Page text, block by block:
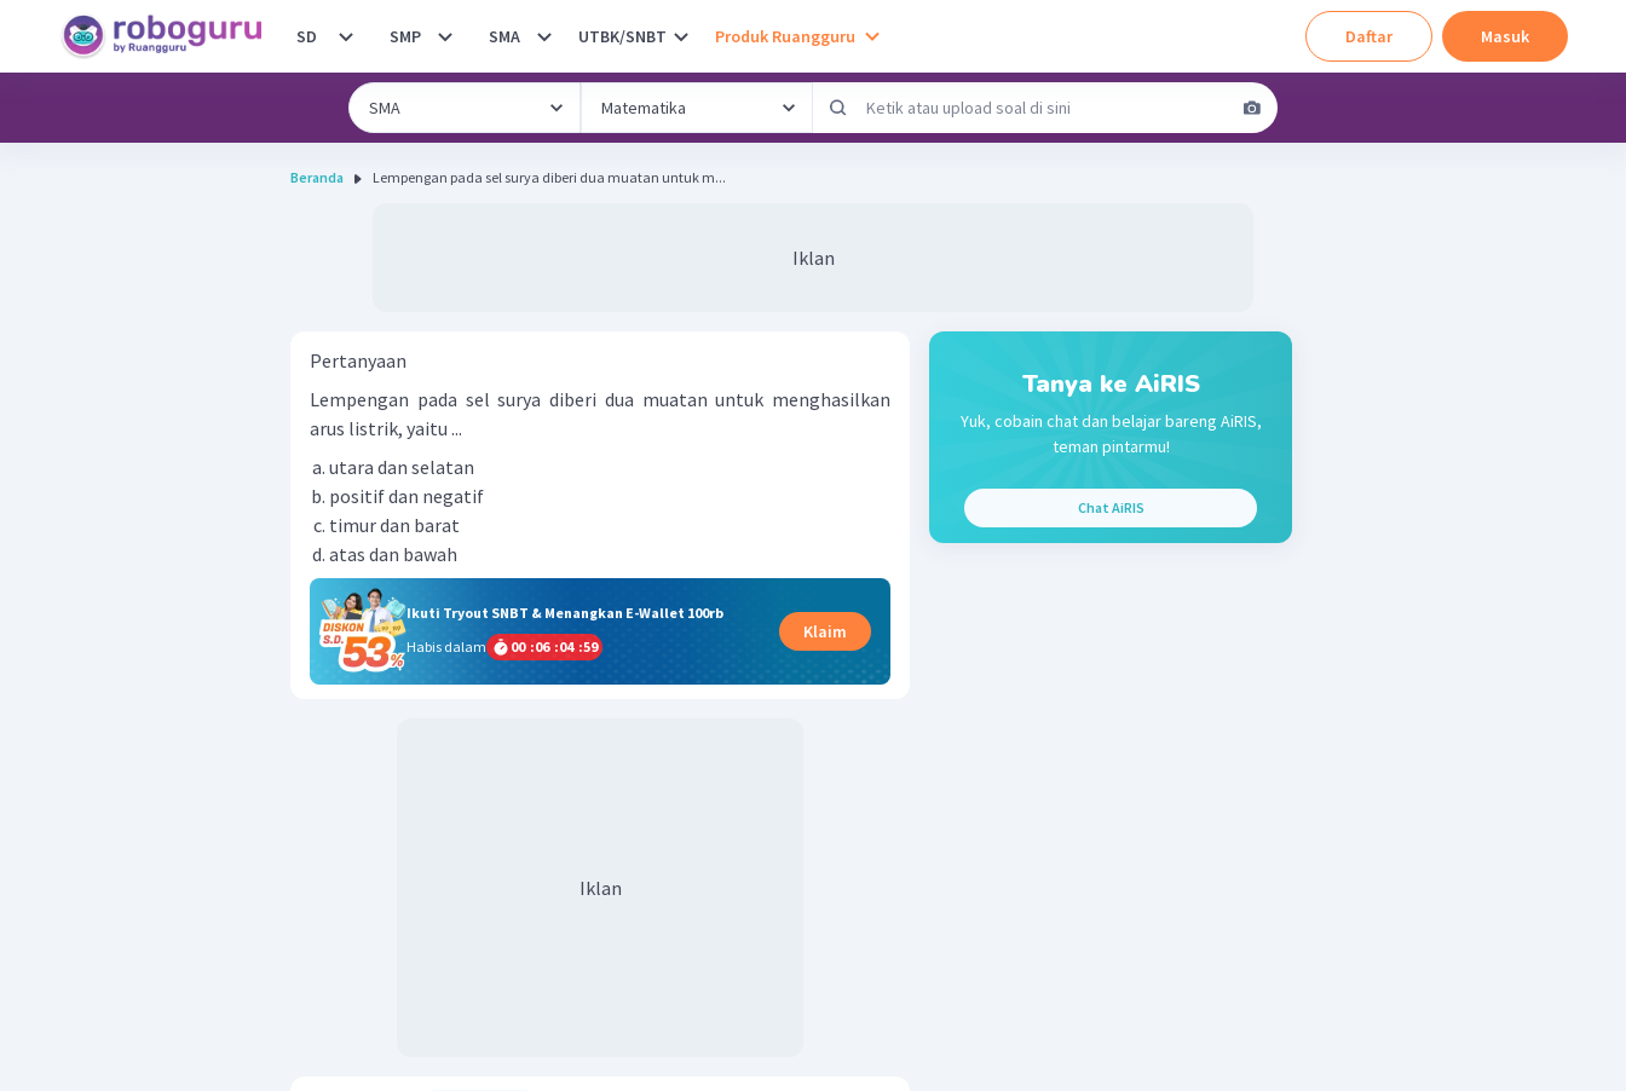
SD SMP SMA UTBK/SNBT Produk Ruangguru Daftar Masuk
Beranda Lempengan pada sel surya diberi dua muatan untuk m...
Iklan
Pertanyaan
Lempengan pada sel surya diberi dua muatan untuk menghasilkan
arus listrik, yaitu ...
utara dan selatan
positif dan negatif
timur dan barat
atas dan bawah
Ikuti Tryout SNBT & Menangkan E-Wallet 100rb
Habis dalam
00 :06 :04 :58
Klaim
Iklan
Tanya ke AiRIS
Yuk, cobain chat dan belajar bareng AiRIS,
teman pintarmu!
Chat AiRIS